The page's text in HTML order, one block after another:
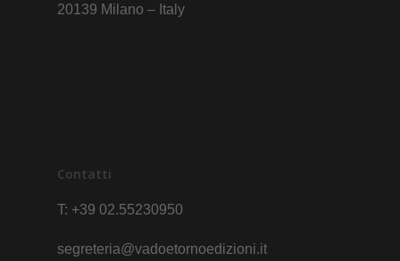
20139 Milano – Italy
Contatti
T: +39 02.55230950
segreteria@vadoetornoedizioni.it